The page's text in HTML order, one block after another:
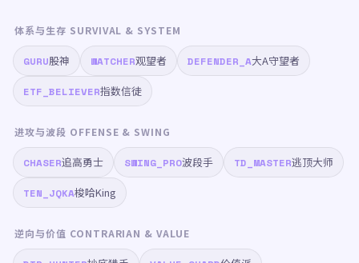
体系与生存 SURVIVAL & SYSTEM
GURU股神 WATCHER观望者 DEFENDER_A大A守望者
ETF_BELIEVER指数信徒
进攻与波段 OFFENSE & SWING
CHASER追高勇士 SWING_PRO波段手 TD_MASTER逃顶大师
TEN_JQKA梭哈King
逆向与价值 CONTRARIAN & VALUE